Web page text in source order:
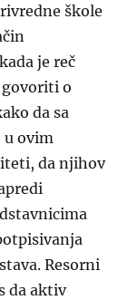
škole
je reč
o
da sa
u ovim
da njihov
Resorni
da aktiv